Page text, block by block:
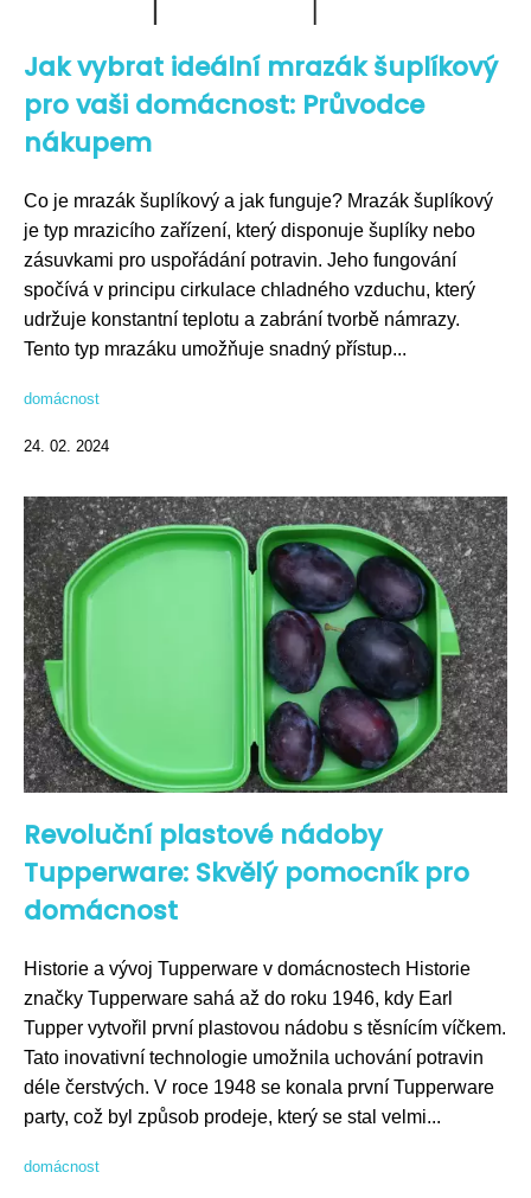
Jak vybrat ideální mrazák šuplíkový
pro vaši domácnost: Průvodce
nákupem
Co je mrazák šuplíkový a jak funguje? Mrazák šuplíkový
je typ mrazicího zařízení, který disponuje šuplíky nebo
zásuvkami pro uspořádání potravin. Jeho fungování
spočívá v principu cirkulace chladného vzduchu, který
udržuje konstantní teplotu a zabrání tvorbě námrazy.
Tento typ mrazáku umožňuje snadný přístup...
domácnost
24. 02. 2024
Revoluční plastové nádoby
Tupperware: Skvělý pomocník pro
domácnost
Historie a vývoj Tupperware v domácnostech Historie
značky Tupperware sahá až do roku 1946, kdy Earl
Tupper vytvořil první plastovou nádobu s těsnícím víčkem.
Tato inovativní technologie umožnila uchování potravin
déle čerstvých. V roce 1948 se konala první Tupperware
party, což byl způsob prodeje, který se stal velmi...
domácnost